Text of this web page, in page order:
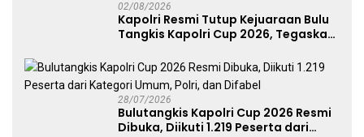
02/08/2026
Kapolri Resmi Tutup Kejuaraan Bulu
Tangkis Kapolri Cup 2026, Tegaskan
Atlet Nasional
28/07/2026
Bulutangkis Kapolri Cup 2026 Resmi
Dibuka, Diikuti 1.219 Peserta dari